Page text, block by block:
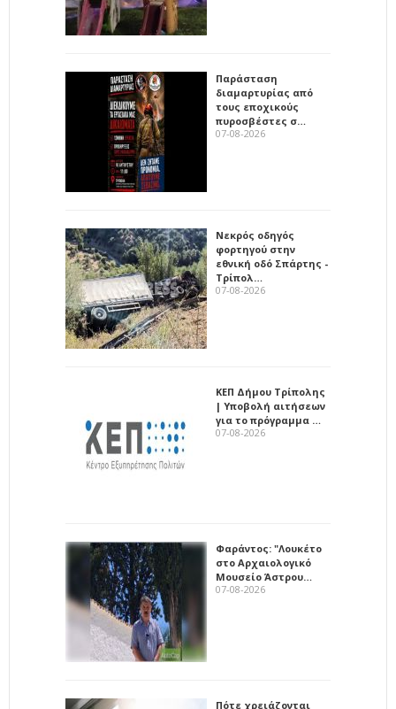
Παράσταση
διαμαρτυρίας από
τους εποχικούς
πυροσβέστες σ…
07-08-2026
Νεκρός οδηγός
φορτηγού στην
εθνική οδό Σπάρτης -
Τρίπολ…
07-08-2026
ΚΕΠ Δήμου Τρίπολης
| Υποβολή αιτήσεων
για το πρόγραμμα …
07-08-2026
Φαράντος: "Λουκέτο
στο Αρχαιολογικό
Μουσείο Άστρου…
07-08-2026
Πότε χρειάζονται